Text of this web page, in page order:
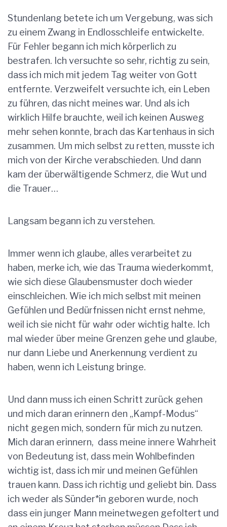
Stundenlang betete ich um Vergebung, was sich
zu einem Zwang in Endlosschleife entwickelte.
Für Fehler begann ich mich körperlich zu
bestrafen. Ich versuchte so sehr, richtig zu sein,
dass ich mich mit jedem Tag weiter von Gott
entfernte. Verzweifelt versuchte ich, ein Leben
zu führen, das nicht meines war. Und als ich
wirklich Hilfe brauchte, weil ich keinen Ausweg
mehr sehen konnte, brach das Kartenhaus in sich
zusammen. Um mich selbst zu retten, musste ich
mich von der Kirche verabschieden. Und dann
kam der überwältigende Schmerz, die Wut und
die Trauer…
Langsam begann ich zu verstehen.
Immer wenn ich glaube, alles verarbeitet zu
haben, merke ich, wie das Trauma wiederkommt,
wie sich diese Glaubensmuster doch wieder
einschleichen. Wie ich mich selbst mit meinen
Gefühlen und Bedürfnissen nicht ernst nehme,
weil ich sie nicht für wahr oder wichtig halte. Ich
mal wieder über meine Grenzen gehe und glaube,
nur dann Liebe und Anerkennung verdient zu
haben, wenn ich Leistung bringe.
Und dann muss ich einen Schritt zurück gehen
und mich daran erinnern den „Kampf-Modus“
nicht gegen mich, sondern für mich zu nutzen.
Mich daran erinnern, dass meine innere Wahrheit
von Bedeutung ist, dass mein Wohlbefinden
wichtig ist, dass ich mir und meinen Gefühlen
trauen kann. Dass ich richtig und geliebt bin. Dass
ich weder als Sünder*in geboren wurde, noch
dass ein junger Mann meinetwegen gefoltert und